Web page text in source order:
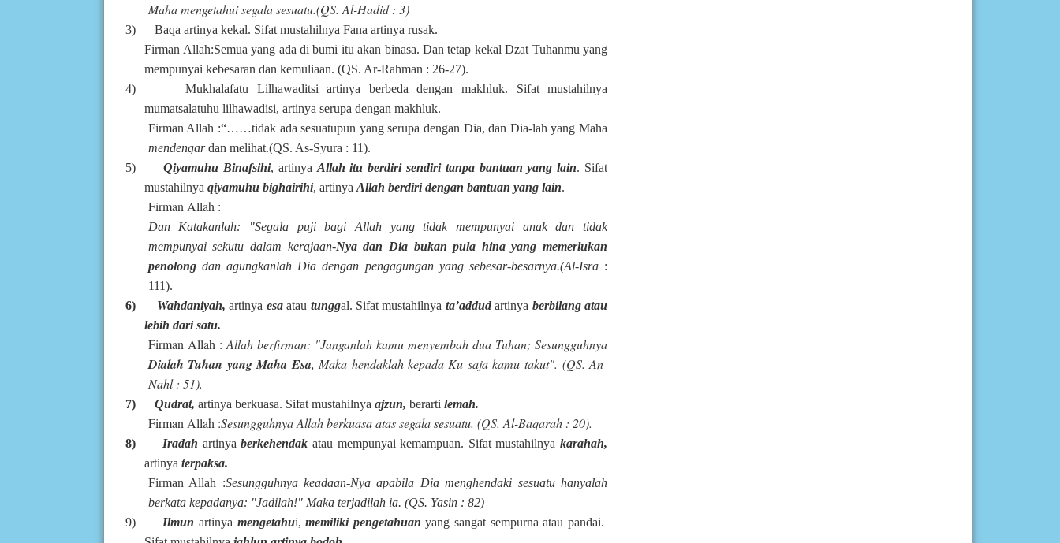
Maha mengetahui segala sesuatu.(QS. Al-Hadid : 3)
3)
Baqa artinya kekal. Sifat mustahilnya Fana artinya rusak.
Firman Allah:Semua yang ada di bumi itu akan binasa. Dan tetap kekal Dzat Tuhanmu yang
mempunyai kebesaran dan kemuliaan.(QS. Ar-Rahman : 26-27).
4)
Mukhalafatu Lilhawaditsi artinya berbeda dengan makhluk. Sifat mustahilnya
mumatsalatuhu lilhawadisi, artinya serupa dengan makhluk.
Firman Allah :“……tidak ada sesuatupun yang serupa dengan Dia, dan Dia-lah yang Maha
mendengardan melihat.(QS. As-Syura : 11).
5)
Qiyamuhu Binafsihi, artinya Allah itu berdiri sendiri tanpa bantuan yang lain. Sifat
mustahilnyaqiyamuhu bighairihi, artinyaAllah berdiri dengan bantuan yang lain.
Firman Allah :
Dan Katakanlah: "Segala puji bagi Allah yang tidak mempunyai anak dan tidak
mempunyai sekutu dalam kerajaan-Nya dan Dia bukan pula hina yang memerlukan
penolongdan agungkanlah Dia dengan pengagungan yang sebesar-besarnya.(Al-Isra:
111).
6)
Wahdaniyah, artinya esaatau tunggal. Sifat mustahilnya ta’addudartinya berbilang atau
lebih dari satu.
Firman Allah : Allah berfirman: "Janganlah kamu menyembah dua Tuhan; Sesungguhnya
Dialah Tuhan yang Maha Esa, Maka hendaklah kepada-Ku saja kamu takut". (QS. An-
Nahl : 51).
7) Qudrat, artinya berkuasa. Sifat mustahilnyaajzun, berartilemah.
Firman Allah :Sesungguhnya Allah berkuasa atas segala sesuatu. (QS. Al-Baqarah : 20).
8) Iradah artinyaberkehendak atau mempunyai kemampuan. Sifat mustahilnyakarahah,
artinyaterpaksa.
Firman Allah :Sesungguhnya keadaan-Nya apabila Dia menghendaki sesuatu hanyalah
berkata kepadanya: "Jadilah!" Maka terjadilah ia. (QS. Yasin : 82)
9)
Ilmun artinya mengetahui,memiliki pengetahuanyang sangat sempurna atau pandai.